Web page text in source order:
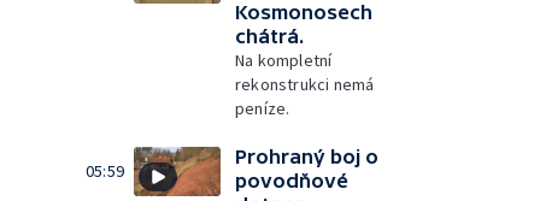
Kosmonosech
chátrá.
Na kompletní
rekonstrukci nemá
peníze.
05:59
Prohraný boj o
povodňové